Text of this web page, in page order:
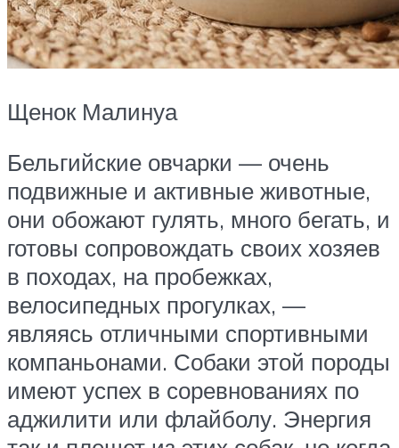
Щенок Малинуа
Бельгийские овчарки — очень
подвижные и активные животные,
они обожают гулять, много бегать, и
готовы сопровождать своих хозяев
в походах, на пробежках,
велосипедных прогулках, —
являясь отличными спортивными
компаньонами. Собаки этой породы
имеют успех в соревнованиях по
аджилити или флайболу. Энергия